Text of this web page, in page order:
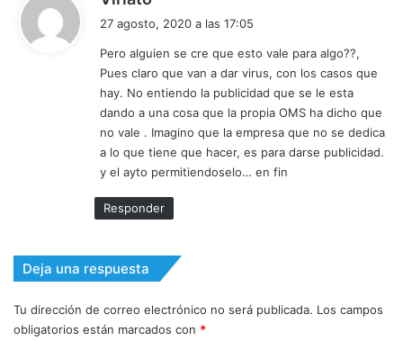
e
:
27 agosto, 2020 a las 17:05
Pero alguien se cre que esto vale para algo??,
Pues claro que van a dar virus, con los casos que
hay. No entiendo la publicidad que se le esta
dando a una cosa que la propia OMS ha dicho que
no vale . Imagino que la empresa que no se dedica
a lo que tiene que hacer, es para darse publicidad.
y el ayto permitiendoselo… en fin
Responder
Deja una respuesta
Tu dirección de correo electrónico no será publicada. Los campos
obligatorios están marcados con *